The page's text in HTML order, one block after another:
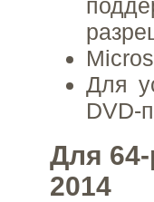
Для
DVD-
Для 64-
2014